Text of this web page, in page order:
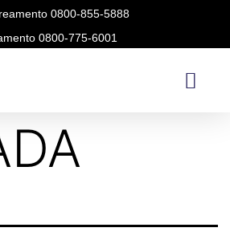
0800-855-5888
0800-775-6001